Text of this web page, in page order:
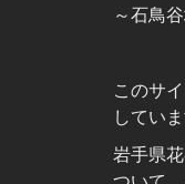
～石鳥
このサ
していま
岩手県